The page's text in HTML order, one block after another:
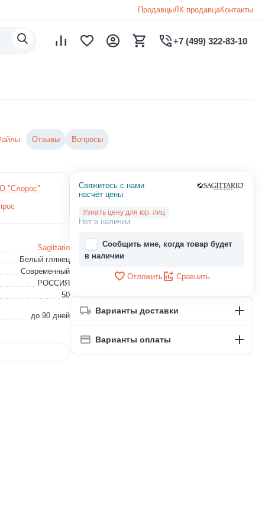
ПродавцыЛК продавцаКонтакты
+7 (499) 322-83-10
Отзывы Вопросы
"Слорос"
Sagittario
Белый глянец
Современный
РОССИЯ
50
до 90 дней
Свяжитесь с нами
насчёт цены
Узнать цену для юр. лиц
Нет в наличии
Сообщить мне, когда товар будет
в наличии
Отложить Сравнить
Варианты доставки
Варианты оплаты